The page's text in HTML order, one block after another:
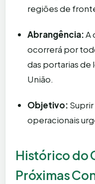
regiões de
Abrangência:A
ocorrerá por
das portarias de
União.
Objetivo:
operacionais
Histórico do
Próximas